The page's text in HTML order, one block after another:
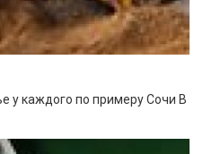
у каждого по примеру Сочи В